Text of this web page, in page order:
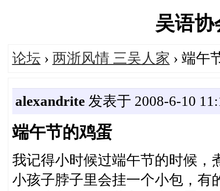
吴语
论坛 › 两浙风情 三吴人家 › 端午
alexandrite发表于 2008-6-10
端午节的鸡蛋
我记得小时候过端午节的时候，
小孩子脖子里会挂一个小包，有